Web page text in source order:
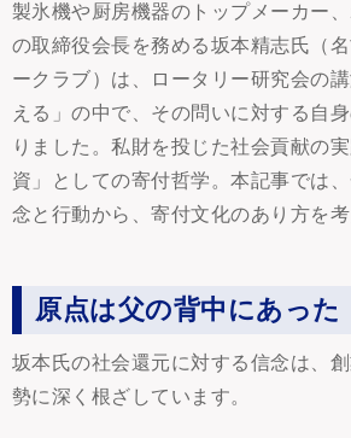
製氷機や厨房機器のトップメーカー
の取締役会長を務める坂本精志氏（
ークラブ）は、ロータリー研究会の
える」の中で、その問いに対する自
りました。私財を投じた社会貢献の
資」としての寄付哲学。本記事では
念と行動から、寄付文化のあり方を考
原点は父の背中にあった
坂本氏の社会還元に対する信念は、
勢に深く根ざしています。